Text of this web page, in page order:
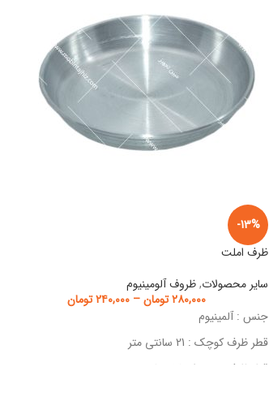
-13%
ظرف املت
سایر محصولات,ظروف آلومینیوم
۲۸۰,۰۰۰ تومان – ۲۴۰,۰۰۰ تومان
جنس : آلمینیوم
قطر ظرف کوچک : 21 سانتی متر
قطر ظرف متوسط : 23 سانتی متر